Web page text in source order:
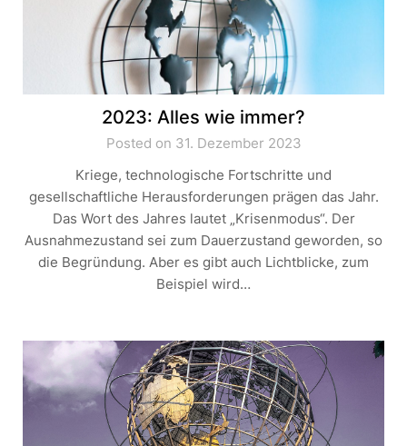
2023: Alles wie immer?
Posted on 31. Dezember 2023
Kriege, technologische Fortschritte und
gesellschaftliche Herausforderungen prägen das Jahr.
Das Wort des Jahres lautet „Krisenmodus“. Der
Ausnahmezustand sei zum Dauerzustand geworden, so
die Begründung. Aber es gibt auch Lichtblicke, zum
Beispiel wird…